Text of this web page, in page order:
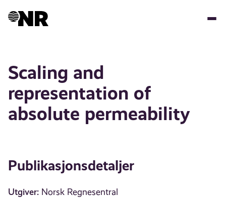
Scaling and
representation of
absolute permeability
Publikasjonsdetaljer
Utgiver: Norsk Regnesentral